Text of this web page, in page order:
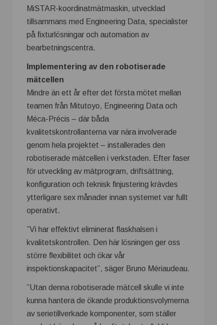
MiSTAR-koordinatmätmaskin, utvecklad
tillsammans med Engineering Data, specialister
på fixturlösningar och automation av
bearbetningscentra.
Implementering av den robotiserade
mätcellen
Mindre än ett år efter det första mötet mellan
teamen från Mitutoyo, Engineering Data och
Méca-Précis – där båda
kvalitetskontrollanterna var nära involverade
genom hela projektet – installerades den
robotiserade mätcellen i verkstaden. Efter faser
för utveckling av mätprogram, driftsättning,
konfiguration och teknisk finjustering krävdes
ytterligare sex månader innan systemet var fullt
operativt.
”Vi har effektivt eliminerat flaskhalsen i
kvalitetskontrollen. Den här lösningen ger oss
större flexibilitet och ökar vår
inspektionskapacitet”, säger Bruno Mériaudeau.
”Utan denna robotiserade mätcell skulle vi inte
kunna hantera de ökande produktionsvolymerna
av serietillverkade komponenter, som ställer